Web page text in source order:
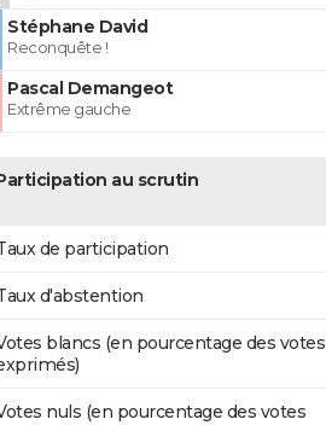
Stéphane David
Reconquête !
Pascal Demangeot
Extrême gauche
au scrutin
de participation
d'abstention
blancs (en pourcentage des votes
nuls (en pourcentage des votes